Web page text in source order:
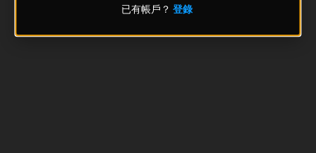
已有帳戶？ 登錄